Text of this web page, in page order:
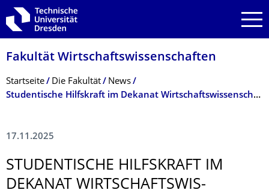
Zur Hauptnavigation springen
Zur Suche springen
Zum Inhalt springen
Fakultät Wirtschaftswissen­schaften
Breadcrumb-Menü
Startseite Die Fakultät
News
Studentische Hilfskraft im Dekanat Wirtschaftswissenschaften gesucht!
17.11.2025
STUDENTISCHE HILFSKRAFT IM
DEKANAT WIRTSCHAFTSWIS­